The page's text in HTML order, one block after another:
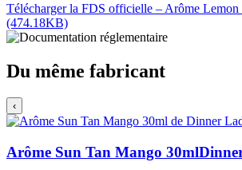
Télécharger la FDS officielle – Arôme Lemon
(474.18KB)
Du même fabricant
‹
Arôme Sun Tan Mango 30ml